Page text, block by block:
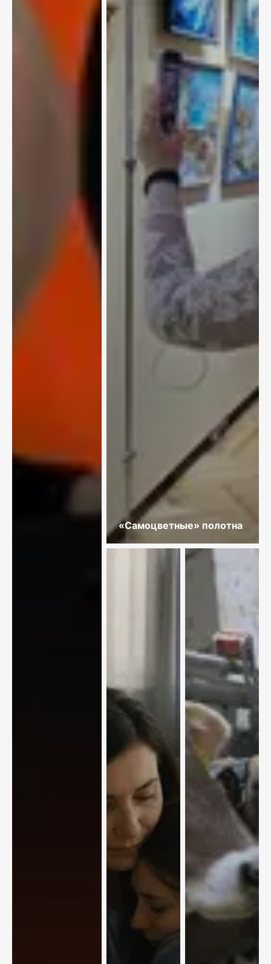
«Самоцветные» полотна